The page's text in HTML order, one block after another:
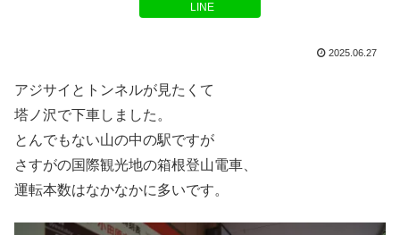
LINE
2025.06.27
アジサイとトンネルが見たくて
塔ノ沢で下車しました。
とんでもない山の中の駅ですが
さすがの国際観光地の箱根登山電車、
運転本数はなかなかに多いです。